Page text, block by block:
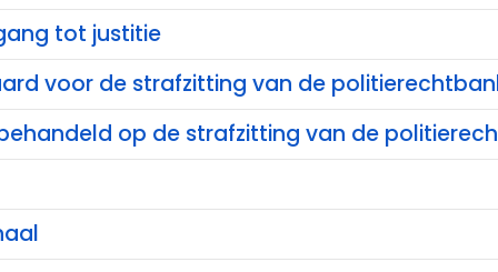
tot justitie
voor de strafzitting van de
op de strafzitting van de